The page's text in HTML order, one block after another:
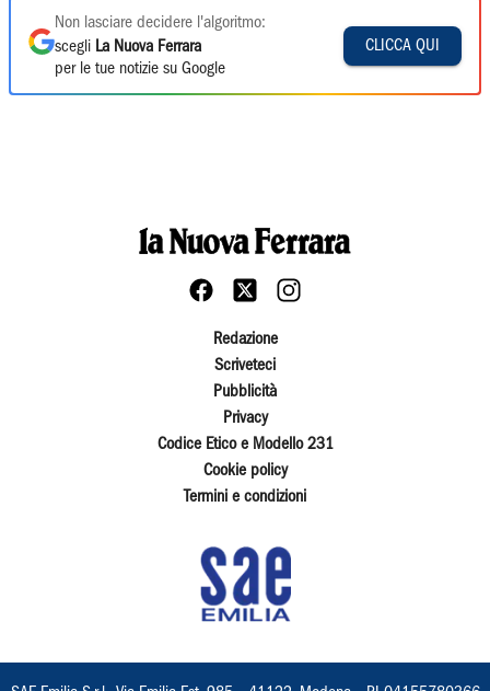
Non lasciare decidere l'algoritmo:
scegli La Nuova Ferrara
per le tue notizie su Google
CLICCA QUI
Redazione
Scriveteci
Pubblicità
Privacy
Codice Etico e Modello 231
Cookie policy
Termini e condizioni